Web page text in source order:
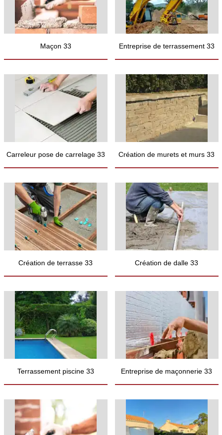
Maçon 33 Entreprise de terrassement 33
Carreleur pose de carrelage 33 Création de murets et murs 33
Création de terrasse 33 Création de dalle 33
Terrassement piscine 33 Entreprise de maçonnerie 33